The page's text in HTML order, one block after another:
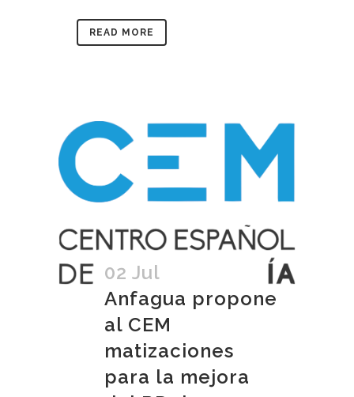
READ MORE
02 Jul
Anfagua propone
al CEM
matizaciones
para la mejora